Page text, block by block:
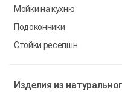
Мойки на кухню
Подоконники
Стойки ресепшн
Изделия из